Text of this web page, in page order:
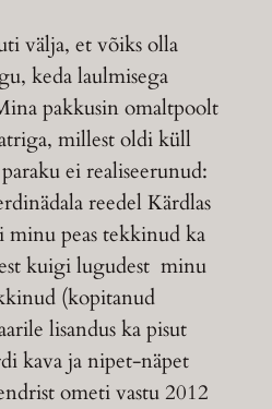
välja, et võiks olla
keda laulmisega
pakkusin omaltpoolt
millest oldi küll
ei realiseerunud:
reedel Kärdlas
minu peas tekkinud ka
kuigi lugudest minu
(kopitanud
lisandus ka pisut
kava ja nipet-näpet
ometi vastu 2012